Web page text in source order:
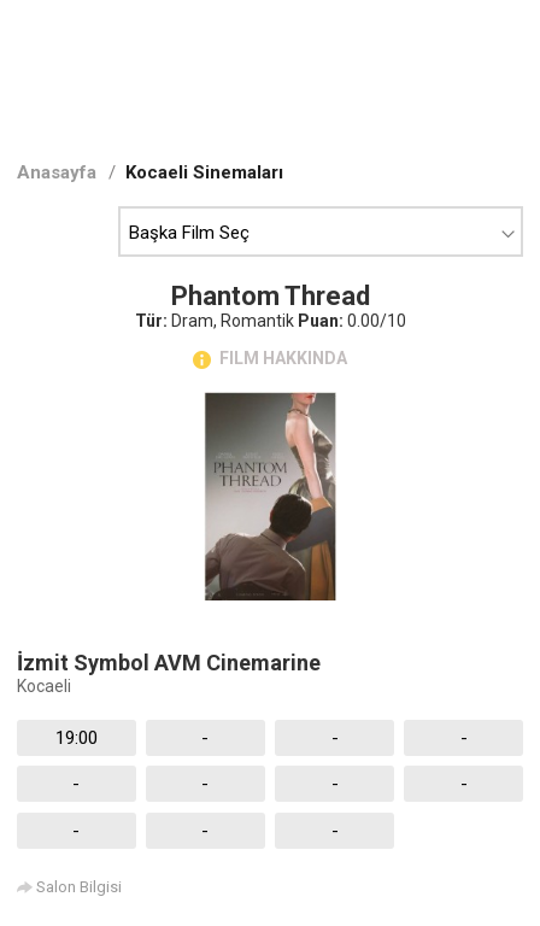
Anasayfa / Kocaeli Sinemaları
Phantom Thread
Tür: Dram, Romantik Puan: 0.00/10
FILM HAKKINDA
İzmit Symbol AVM Cinemarine
Kocaeli
19:00 - - -
- - - -
- - -
Salon Bilgisi